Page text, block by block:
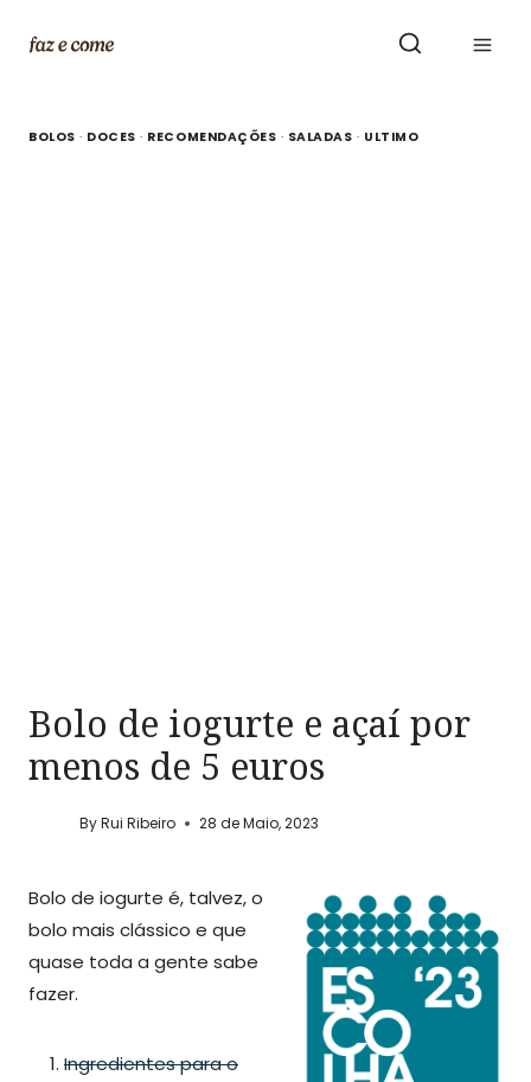
BOLOS · DOCES · RECOMENDAÇÕES · SALADAS · ULTIMO
Bolo de iogurte e açaí por
menos de 5 euros
ByRui Ribeiro 28 de Maio, 2023
Bolo de iogurte é, talvez, o
bolo mais clássico e que
quase toda a gente sabe
fazer.
Ingredientes para o